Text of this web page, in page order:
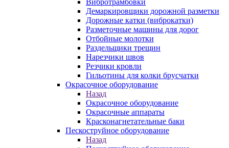
Вибротрамбовки
Демаркировщики дорожной разметки
Дорожные катки (виброкатки)
Разметочные машины для дорог
Отбойные молотки
Раздельщики трещин
Нарезчики швов
Резчики кровли
Гильотины для колки брусчатки
Окрасочное оборудование
Назад
Окрасочное оборудование
Окрасочные аппараты
Красконагнетательные баки
Пескоструйное оборудование
Назад